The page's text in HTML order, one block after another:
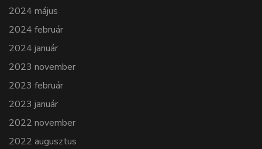
2024 május
2024 február
2024 január
2023 november
2023 február
2023 január
2022 november
2022 augusztus